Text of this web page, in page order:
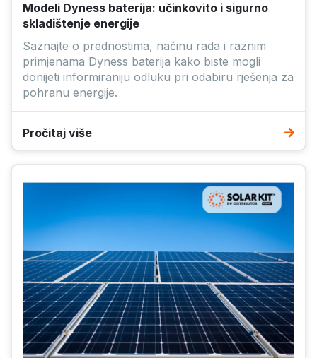
Modeli Dyness baterija: učinkovito i sigurno
skladištenje energije
Saznajte o prednostima, načinu rada i raznim
primjenama Dyness baterija kako biste mogli
donijeti informiraniju odluku pri odabiru rješenja za
pohranu energije.
Pročitaj više